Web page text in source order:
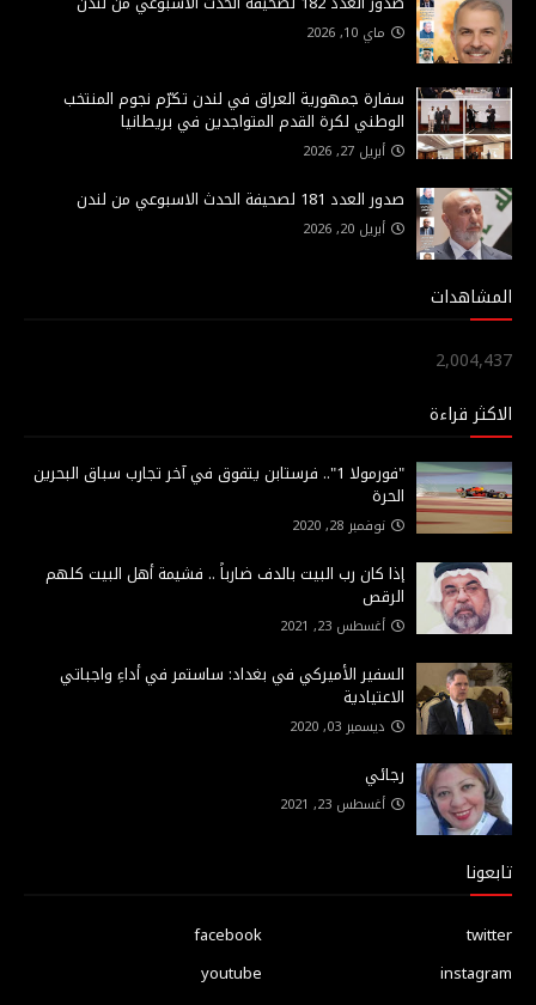
ماي 10, 2026
سفارة جمهورية العراق في لندن تكرّم نجوم المنتخب
الوطني لكرة القدم المتواجدين في بريطانيا
أبريل 27, 2026
صدور العدد 181 لصحيفة الحدث الاسبوعي من لندن
أبريل 20, 2026
المشاهدات
2,004,437
الاكثر قراءة
"فورمولا 1".. فرستابن يتفوق في آخر تجارب سباق البحرين
الحرة
نوفمبر 28, 2020
إذا كان رب البيت بالدف ضارباً .. فشيمة أهل البيت كلهم
الرقص
أغسطس 23, 2021
السفير الأميركي في بغداد: ساستمر في أداءِ واجباتي
الاعتيادية
ديسمبر 03, 2020
رجائي
أغسطس 23, 2021
تابعونا
facebook
twitter
youtube
instagram